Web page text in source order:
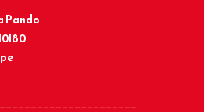
Pando